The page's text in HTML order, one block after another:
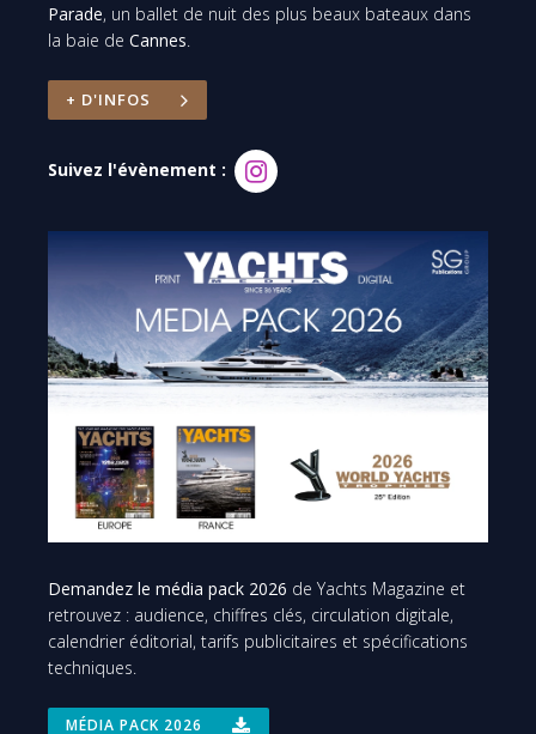
Parade, un ballet de nuit des plus beaux bateaux dans
la baie de Cannes.
+ D'INFOS
Suivez l'évènement :
Demandez le média pack 2026 de Yachts Magazine et
retrouvez : audience, chiffres clés, circulation digitale,
calendrier éditorial, tarifs publicitaires et spécifications
techniques.
MÉDIA PACK 2026